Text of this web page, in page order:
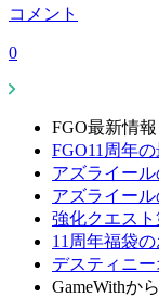
コメント
0
FGO最新情報
FGO11周年
アズライー
アズライー
強化クエス
11周年福袋
デスティニ
GameWithか